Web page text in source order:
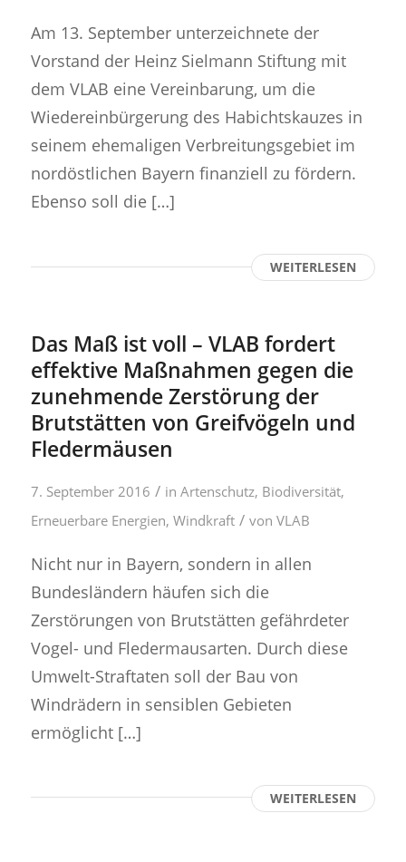
Am 13. September unterzeichnete der
Vorstand der Heinz Sielmann Stiftung mit
dem VLAB eine Vereinbarung, um die
Wiedereinbürgerung des Habichtskauzes in
seinem ehemaligen Verbreitungsgebiet im
nordöstlichen Bayern finanziell zu fördern.
Ebenso soll die […]
WEITERLESEN
Das Maß ist voll – VLAB fordert
effektive Maßnahmen gegen die
zunehmende Zerstörung der
Brutstätten von Greifvögeln und
Fledermäusen
7. September 2016 / in Artenschutz, Biodiversität,
Erneuerbare Energien, Windkraft / von VLAB
Nicht nur in Bayern, sondern in allen
Bundesländern häufen sich die
Zerstörungen von Brutstätten gefährdeter
Vogel- und Fledermausarten. Durch diese
Umwelt-Straftaten soll der Bau von
Windrädern in sensiblen Gebieten
ermöglicht […]
WEITERLESEN